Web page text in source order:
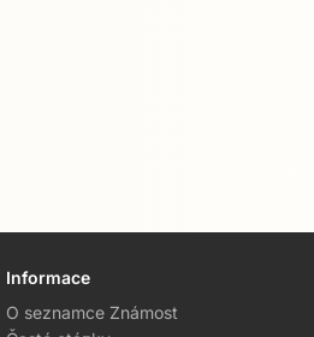
Informace
O seznamce Známost